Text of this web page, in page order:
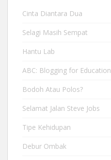
Cinta Diantara Dua
Selagi Masih Sempat
Hantu Lab
ABC: Blogging for Education
Bodoh Atau Polos?
Selamat Jalan Steve Jobs
Tipe Kehidupan
Debur Ombak